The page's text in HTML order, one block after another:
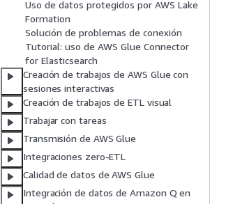
Uso de datos protegidos por AWS Lake
Formation
Solución de problemas de conexión
Tutorial: uso de AWS Glue Connector
for Elasticsearch
Creación de trabajos de AWS Glue con
sesiones interactivas
Creación de trabajos de ETL visual
Trabajar con tareas
Transmisión de AWS Glue
Integraciones zero-ETL
Calidad de datos de AWS Glue
Integración de datos de Amazon Q en